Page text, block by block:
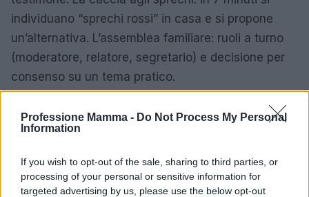
Professione Mamma - Do Not Process My Personal
Information
If you wish to opt-out of the sale, sharing to third parties, or
processing of your personal or sensitive information for
targeted advertising by us, please use the below opt-out
individuano “sprechi rossi” in casa e si propone
un’alternativa. L’assemblea familiare: ruoli a turno
(moderatore, relatore, segretario) e decisione per
consenso su un tema pratico.
(post impulsivo, foto con compagni, messaggio
finale. Ogni gioco ha unamicro-debriefdi due
minuti: cosa ha funzionato, cosa cambiare, chi